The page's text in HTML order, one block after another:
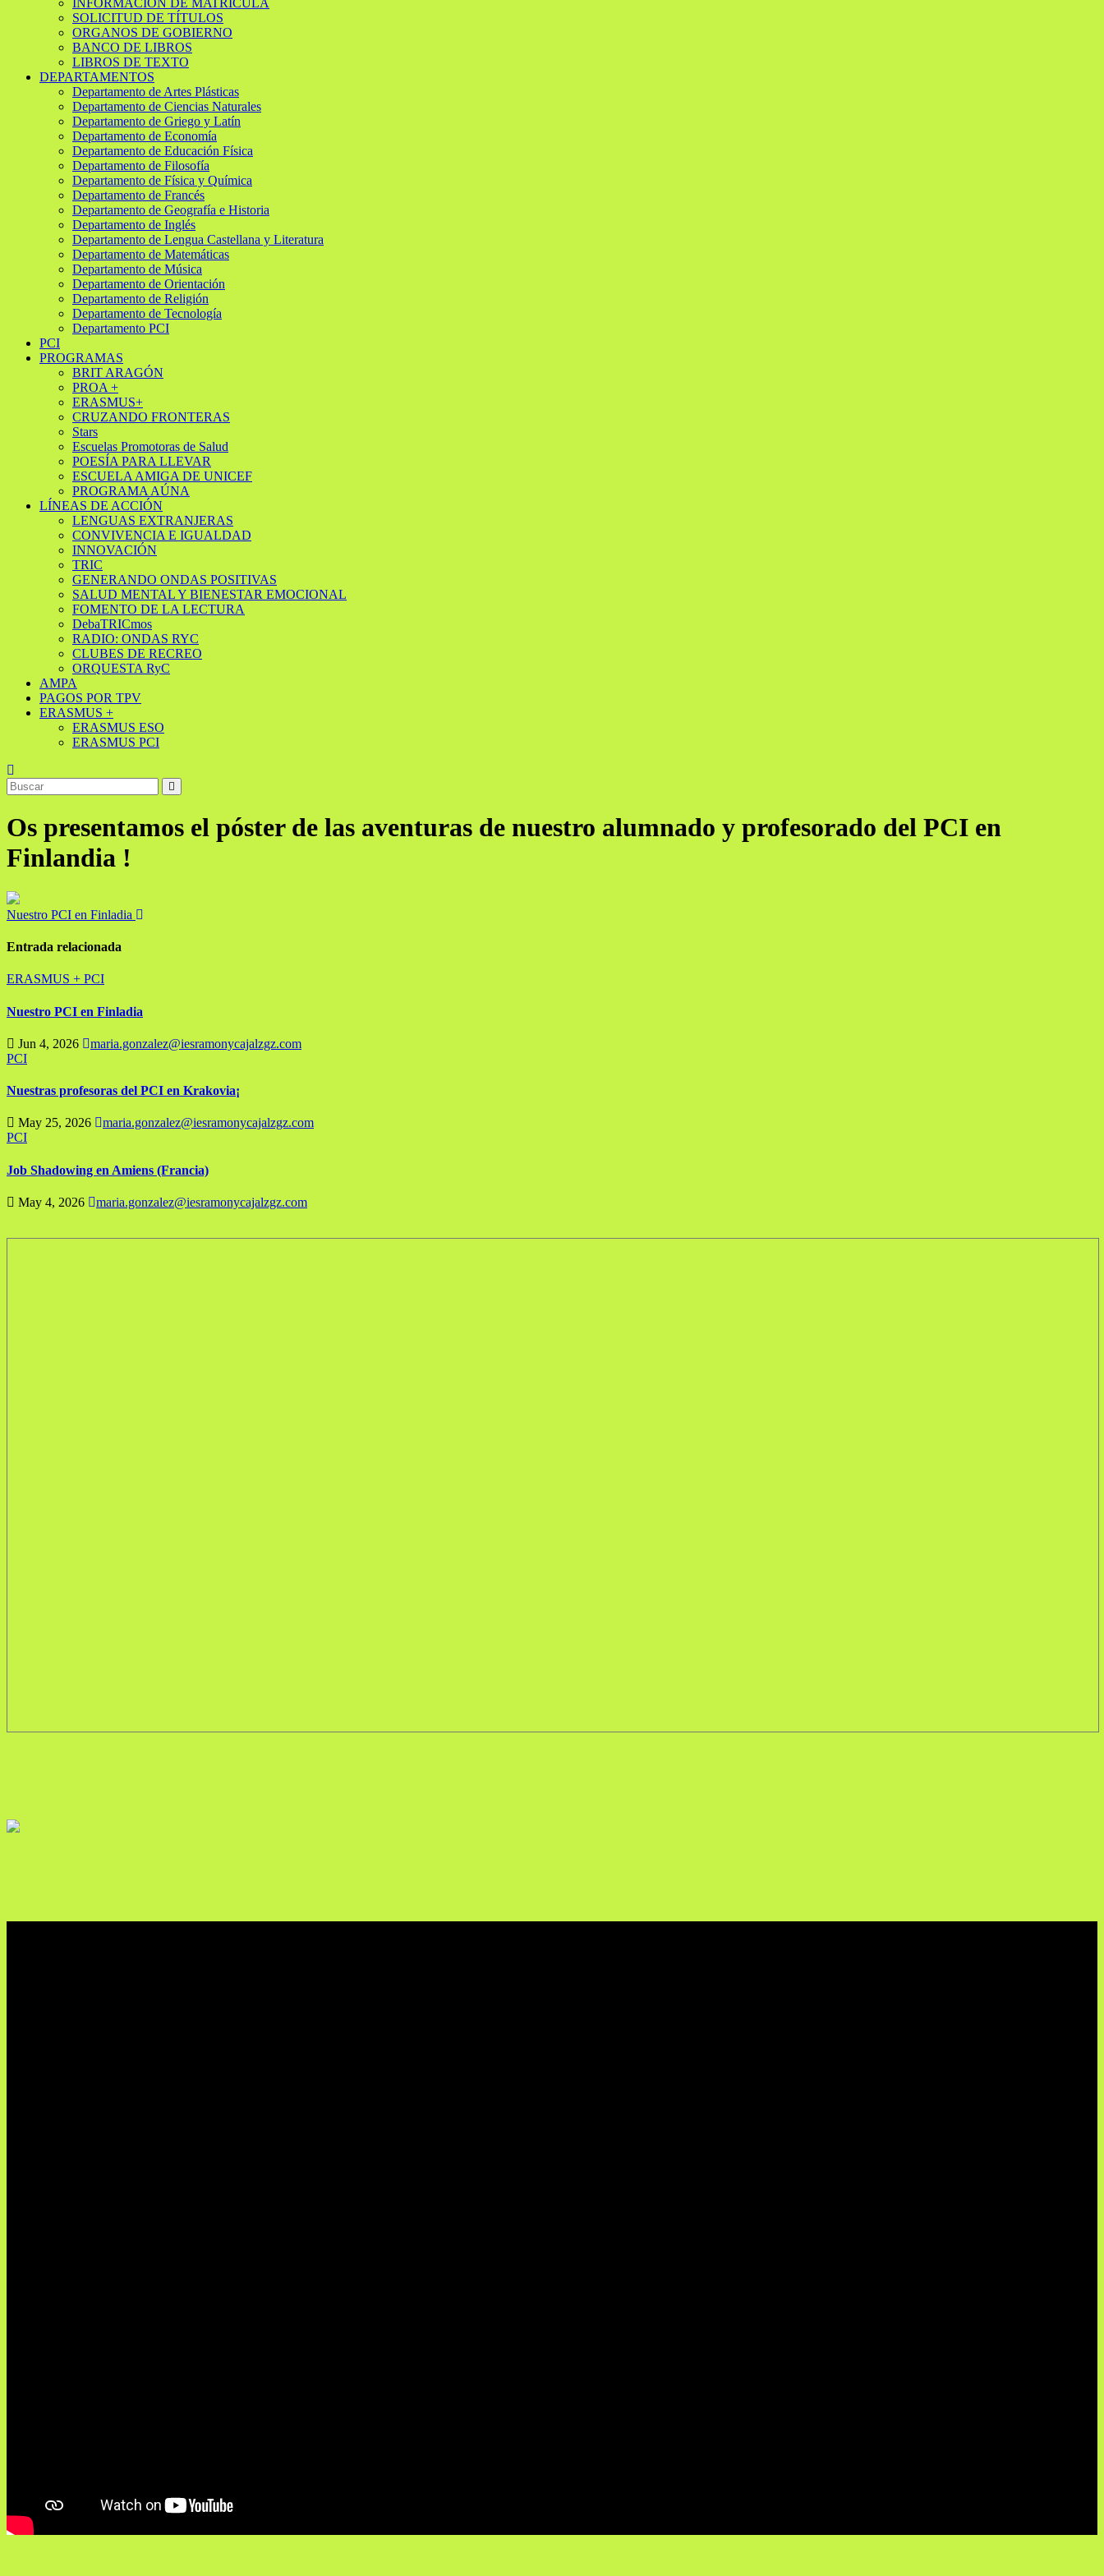
INFORMACIÓN DE MATRÍCULA
SOLICITUD DE TÍTULOS
ORGANOS DE GOBIERNO
BANCO DE LIBROS
LIBROS DE TEXTO
DEPARTAMENTOS
Departamento de Artes Plásticas
Departamento de Ciencias Naturales
Departamento de Griego y Latín
Departamento de Economía
Departamento de Educación Física
Departamento de Filosofía
Departamento de Física y Química
Departamento de Francés
Departamento de Geografía e Historia
Departamento de Inglés
Departamento de Lengua Castellana y Literatura
Departamento de Matemáticas
Departamento de Música
Departamento de Orientación
Departamento de Religión
Departamento de Tecnología
Departamento PCI
PCI
PROGRAMAS
BRIT ARAGÓN
PROA +
ERASMUS+
CRUZANDO FRONTERAS
Stars
Escuelas Promotoras de Salud
POESÍA PARA LLEVAR
ESCUELA AMIGA DE UNICEF
PROGRAMA AÚNA
LÍNEAS DE ACCIÓN
LENGUAS EXTRANJERAS
CONVIVENCIA E IGUALDAD
INNOVACIÓN
TRIC
GENERANDO ONDAS POSITIVAS
SALUD MENTAL Y BIENESTAR EMOCIONAL
FOMENTO DE LA LECTURA
DebaTRICmos
RADIO: ONDAS RYC
CLUBES DE RECREO
ORQUESTA RyC
AMPA
PAGOS POR TPV
ERASMUS +
ERASMUS ESO
ERASMUS PCI
Os presentamos el póster de las aventuras de nuestro alumnado y profesorado del PCI en
Finlandia !
Navegación
de
Nuestro PCI en Finladia
Entrada relacionada
ERASMUS + PCI
Nuestro PCI en Finladia
Jun 4, 2026
maria.gonzalez@iesramonycajalzgz.com
PCI
Nuestras profesoras del PCI en Krakovia¡
May 25, 2026
maria.gonzalez@iesramonycajalzgz.com
PCI
Job Shadowing en Amiens (Francia)
May 4, 2026 maria.gonzalez@iesramonycajalzgz.com